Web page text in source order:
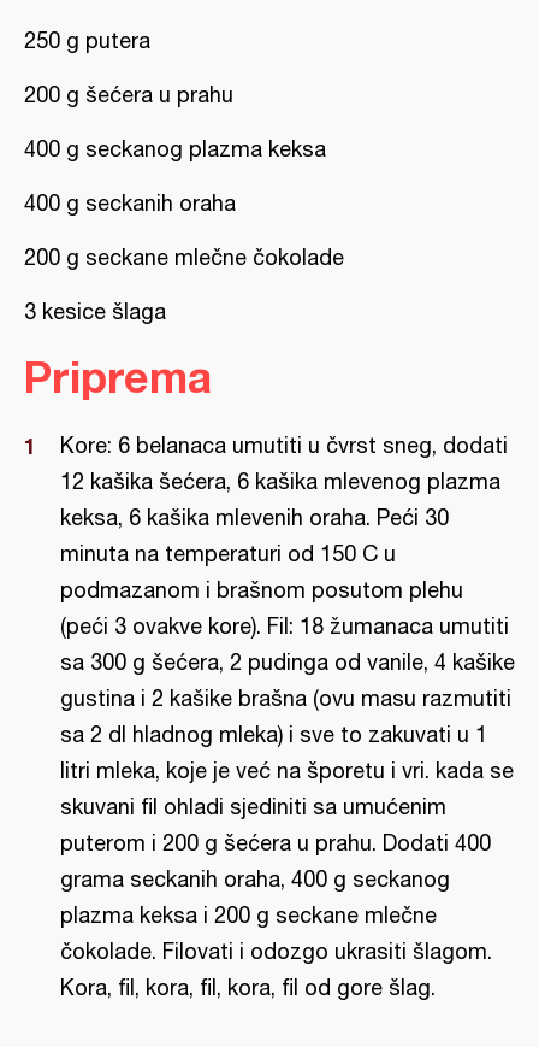
250 g putera
200 g šećera u prahu
400 g seckanog plazma keksa
400 g seckanih oraha
200 g seckane mlečne čokolade
3 kesice šlaga
Priprema
Kore: 6 belanaca umutiti u čvrst sneg, dodati
12 kašika šećera, 6 kašika mlevenog plazma
keksa, 6 kašika mlevenih oraha. Peći 30
minuta na temperaturi od 150 C u
podmazanom i brašnom posutom plehu
(peći 3 ovakve kore). Fil: 18 žumanaca umutiti
sa 300 g šećera, 2 pudinga od vanile, 4 kašike
gustina i 2 kašike brašna (ovu masu razmutiti
sa 2 dl hladnog mleka) i sve to zakuvati u 1
litri mleka, koje je već na šporetu i vri. kada se
skuvani fil ohladi sjediniti sa umućenim
puterom i 200 g šećera u prahu. Dodati 400
grama seckanih oraha, 400 g seckanog
plazma keksa i 200 g seckane mlečne
čokolade. Filovati i odozgo ukrasiti šlagom.
Kora, fil, kora, fil, kora, fil od gore šlag.